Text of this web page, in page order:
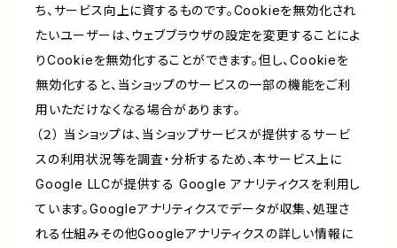
ち、サービス向上に資するものです。Cookieを無効化され
たいユーザーは、ウェブブラウザの設定を変更することによ
りCookieを無効化することができます。但し、Cookieを
無効化すると、当ショップのサービスの一部の機能をご利
用いただけなくなる場合があります。
（２） 当ショップは、当ショップサービスが提供するサービ
スの利用状況等を調査・分析するため、本サービス上に
Google LLCが提供する Google アナリティクスを利用し
ています。Googleアナリティクスでデータが収集、処理さ
れる仕組みその他Googleアナリティクスの詳しい情報に